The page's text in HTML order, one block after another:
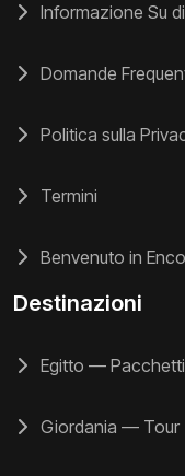
Informazione Su
Domande
Politica sulla
Termini
Benvenuto in
Destinazioni
Egitto — Pacchetti
Giordania — Tour